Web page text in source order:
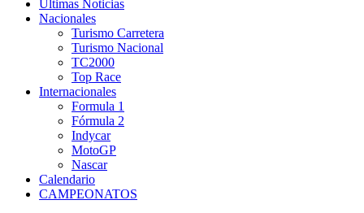
Últimas Noticias
Nacionales
Turismo Carretera
Turismo Nacional
TC2000
Top Race
Internacionales
Formula 1
Fórmula 2
Indycar
MotoGP
Nascar
Calendario
CAMPEONATOS